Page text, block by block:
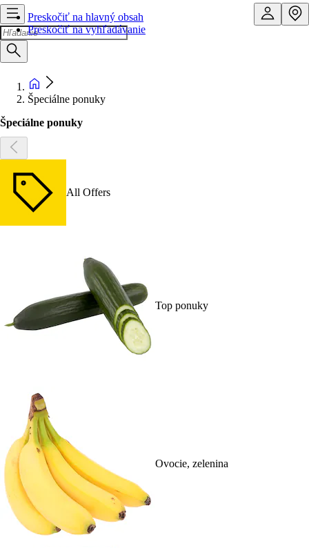
Preskočiť na hlavný obsah
Preskočiť na vyhľadávanie
Špeciálne ponuky
Špeciálne ponuky
All Offers
Top ponuky
Ovocie, zelenina